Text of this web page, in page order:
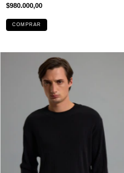
$980.000,00
COMPRAR